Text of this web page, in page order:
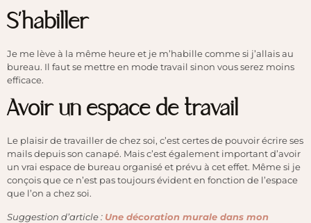
S’habiller
Je me lève à la même heure et je m’habille comme si j’allais au
bureau. Il faut se mettre en mode travail sinon vous serez moins
efficace.
Avoir un espace de travail
Le plaisir de travailler de chez soi, c’est certes de pouvoir écrire ses
mails depuis son canapé. Mais c’est également important d’avoir
un vrai espace de bureau organisé et prévu à cet effet. Même si je
conçois que ce n’est pas toujours évident en fonction de l’espace
que l’on a chez soi.
Suggestion d’article : Une décoration murale dans mon